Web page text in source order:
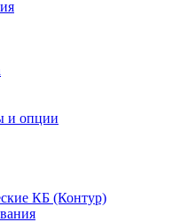
и опции
КБ (Контур)